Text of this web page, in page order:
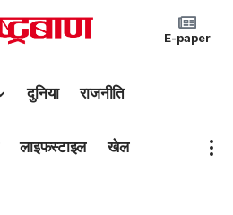
E-paper
दुनिया राजनीति
लाइफस्टाइल खेल